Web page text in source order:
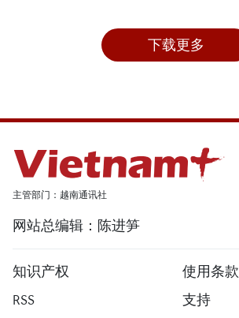
下载更多
主管部门：越南通讯社
网站总编辑：陈进笋
知识产权
使用条款
RSS
支持